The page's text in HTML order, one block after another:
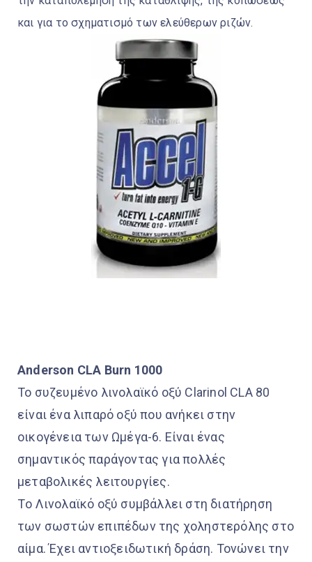
και για το σχηματισμό των ελεύθερων ριζών.
Anderson CLA Burn 1000
Το συζευμένο λινολαϊκό οξύ Clarinol CLA 80
είναι ένα λιπαρό οξύ που ανήκει στην
οικογένεια των Ωμέγα-6. Είναι ένας
σημαντικός παράγοντας για πολλές
μεταβολικές λειτουργίες.
Τo Λινολαϊκό οξύ συμβάλλει στη διατήρηση
των σωστών επιπέδων της χοληστερόλης στο
αίμα. Έχει αντιοξειδωτική δράση. Τονώνει την